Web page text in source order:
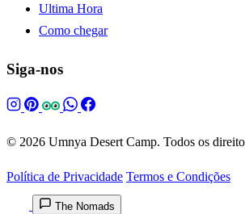
Ultima Hora
Como chegar
Siga-nos
© 2026 Umnya Desert Camp. Todos os
Política de Privacidade Termos e Condições
The Nomads